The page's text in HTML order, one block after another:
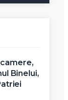
Binelui,